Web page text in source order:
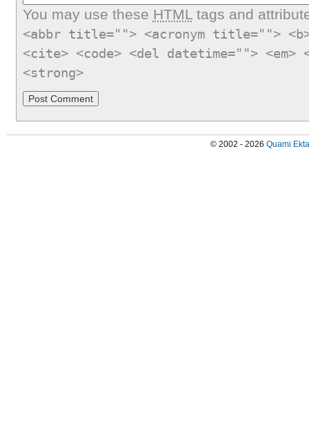
You may use these HTMLtags and
<abbr title=""> <acronym title="">
<cite> <code> <del datetime="">
<strong>
© 2002 - 2026 Quami